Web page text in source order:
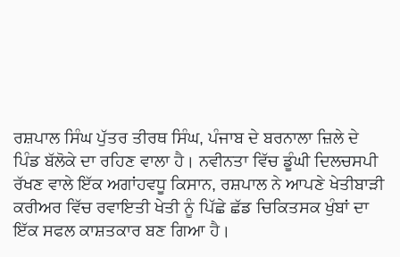
ਰਸ਼ਪਾਲ ਸਿੰਘ ਪੁੱਤਰ ਤੀਰਥ ਸਿੰਘ, ਪੰਜਾਬ ਦੇ ਬਰਨਾਲਾ ਜ਼ਿਲੇ ਦੇ
ਪਿੰਡ ਬੱਲੋਕੇ ਦਾ ਰਹਿਣ ਵਾਲਾ ਹੈ। ਨਵੀਨਤਾ ਵਿੱਚ ਡੂੰਘੀ ਦਿਲਚਸਪੀ
ਰੱਖਣ ਵਾਲੇ ਇੱਕ ਅਗਾਂਹਵਧੂ ਕਿਸਾਨ, ਰਸ਼ਪਾਲ ਨੇ ਆਪਣੇ ਖੇਤੀਬਾੜੀ
ਕਰੀਅਰ ਵਿੱਚ ਰਵਾਇਤੀ ਖੇਤੀ ਨੂੰ ਪਿੱਛੇ ਛੱਡ ਚਿਕਿਤਸਕ ਖੁੰਬਾਂ ਦਾ
ਇੱਕ ਸਫਲ ਕਾਸ਼ਤਕਾਰ ਬਣ ਗਿਆ ਹੈ।